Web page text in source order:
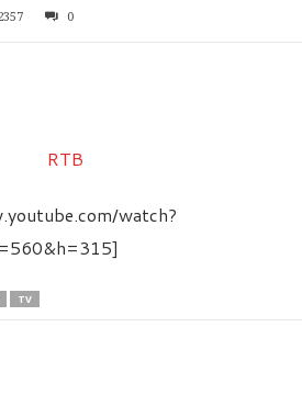
0
watch?
TV